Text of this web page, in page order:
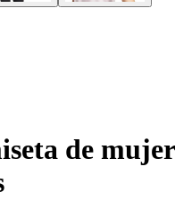
de mujer